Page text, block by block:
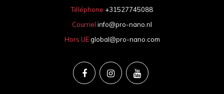
Téléphone +31527745088
Courriel info@pro-nano.nl
Hors UE global@pro-nano.com